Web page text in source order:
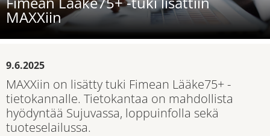
MAXXiin
9.6.2025
MAXXiin on lisätty tuki Fimean Lääke75+ -
tietokannalle. Tietokantaa on mahdollista
hyödyntää Sujuvassa, loppuinfolla sekä
tuoteselailussa.